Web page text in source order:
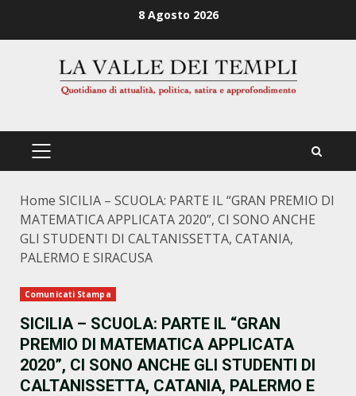
8 Agosto 2026
PRIMÄRES
Home SICILIA – SCUOLA: PARTE IL “GRAN PREMIO DI
MATEMATICA APPLICATA 2020”, CI SONO ANCHE
GLI STUDENTI DI CALTANISSETTA, CATANIA,
PALERMO E SIRACUSA
Comunicati Stampa
SICILIA – SCUOLA: PARTE IL “GRAN
PREMIO DI MATEMATICA APPLICATA
2020”, CI SONO ANCHE GLI STUDENTI DI
CALTANISSETTA, CATANIA, PALERMO E